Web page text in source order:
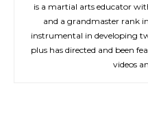
is a martial arts educator
and a grandmaster rank
instrumental in developing
plus has directed and been
videos